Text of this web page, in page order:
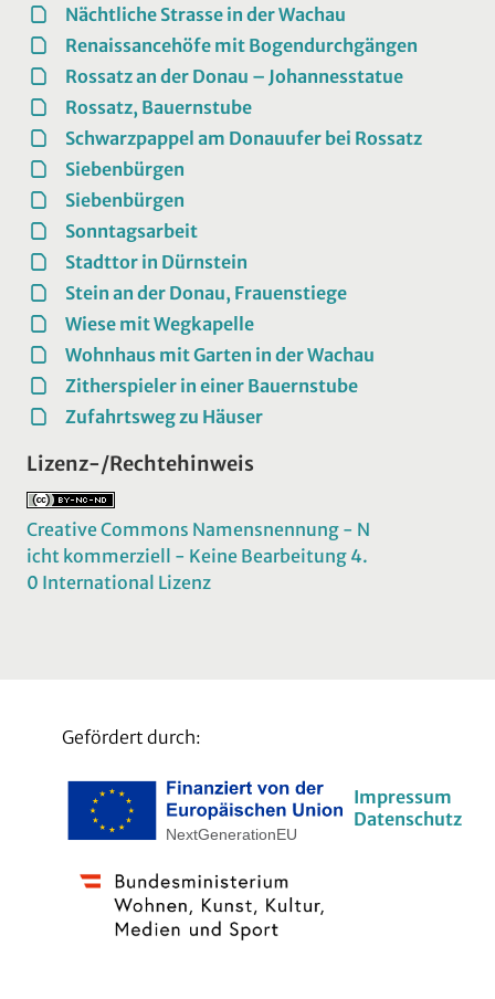
Nächtliche Strasse in der Wachau
Renaissancehöfe mit Bogendurchgängen
Rossatz an der Donau – Johannesstatue
Rossatz, Bauernstube
Schwarzpappel am Donauufer bei Rossatz
Siebenbürgen
Siebenbürgen
Sonntagsarbeit
Stadttor in Dürnstein
Stein an der Donau, Frauenstiege
Wiese mit Wegkapelle
Wohnhaus mit Garten in der Wachau
Zitherspieler in einer Bauernstube
Zufahrtsweg zu Häuser
Lizenz-/Rechtehinweis
Creative Commons Namensnennung - N
icht kommerziell - Keine Bearbeitung 4.
0 International Lizenz
Gefördert durch:
Impressum
Datenschutz